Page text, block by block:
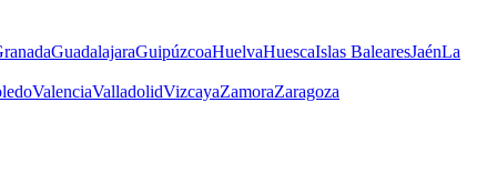
GuadalajaraGuipúzcoaHuelvaHuescaIslas BalearesJaénLa
ValenciaValladolidVizcayaZamoraZaragoza